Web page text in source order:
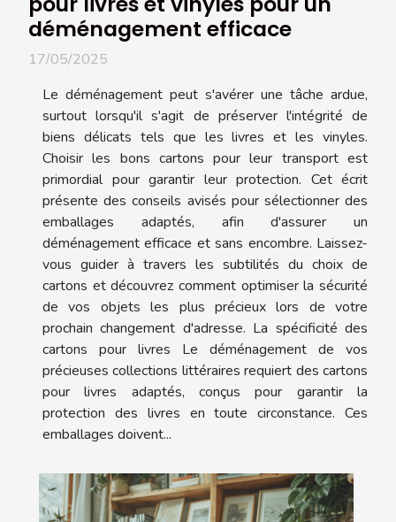
déménagement efficace
17/05/2025
Le déménagement peut s'avérer une tâche ardue,
surtout lorsqu'il s'agit de préserver l'intégrité de
biens délicats tels que les livres et les vinyles.
Choisir les bons cartons pour leur transport est
primordial pour garantir leur protection. Cet écrit
présente des conseils avisés pour sélectionner des
emballages adaptés, afin d'assurer un
déménagement efficace et sans encombre. Laissez-
vous guider à travers les subtilités du choix de
cartons et découvrez comment optimiser la sécurité
de vos objets les plus précieux lors de votre
prochain changement d'adresse. La spécificité des
cartons pour livres Le déménagement de vos
précieuses collections littéraires requiert des cartons
pour livres adaptés, conçus pour garantir la
protection des livres en toute circonstance. Ces
emballages doivent...